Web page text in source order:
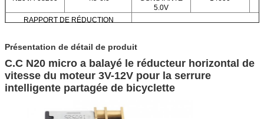
5.0V
RAPPORT DE RÉDUCTION
Présentation de détail de produit
C.C N20 micro a balayé le réducteur horizontal de
vitesse du moteur 3V-12V pour la serrure
intelligente partagée de bicyclette